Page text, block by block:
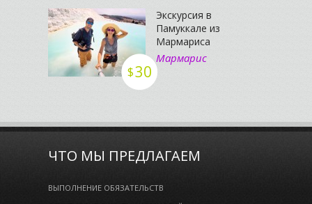
$30
Экскурсия в
Памуккале из
Мармариса
Мармарис
ЧТО МЫ ПРЕДЛАГАЕМ
ВЫПОЛНЕНИЕ ОБЯЗАТЕЛЬСТВ